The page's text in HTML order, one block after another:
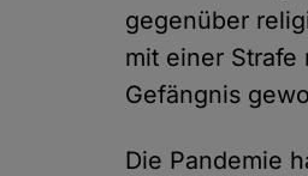
gegenüber
mit einer
Gefängnis
Die Pandemie